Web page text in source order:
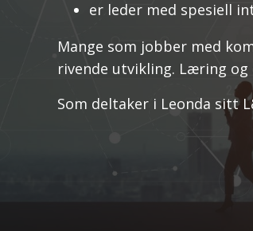
er leder med spesiell
Mange som jobber med
rivende utvikling. Læring og
Som deltaker i Leonda sitt